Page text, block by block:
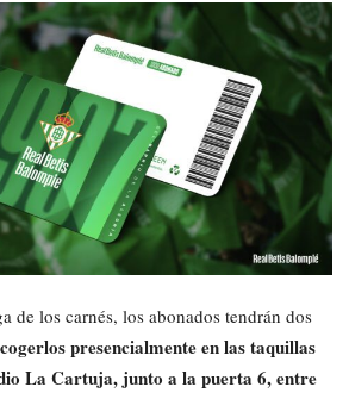
de los carnés, los abonados tendrán dos
presencialmente en las taquillas
La Cartuja, junto a la puerta 6, entre